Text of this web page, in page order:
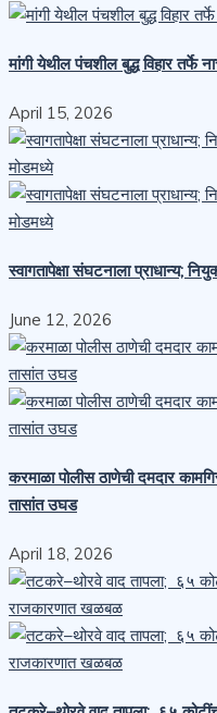
मांगी येथील पंचशील बुद्ध विहार तर्फे
April 15, 2026
स्वागतापेक्षा संघटनाला प्राधान्य;
June 12, 2026
करमाळा पोलीस ठाणेची दमदार
तासांत उघड
April 18, 2026